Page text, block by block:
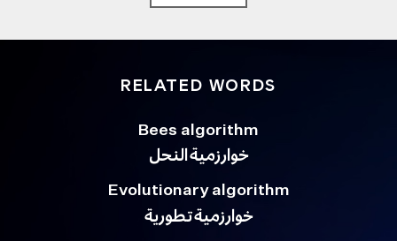
RELATED WORDS
Bees algorithm
خوارزمية النحل
Evolutionary algorithm
خوارزمية تطورية